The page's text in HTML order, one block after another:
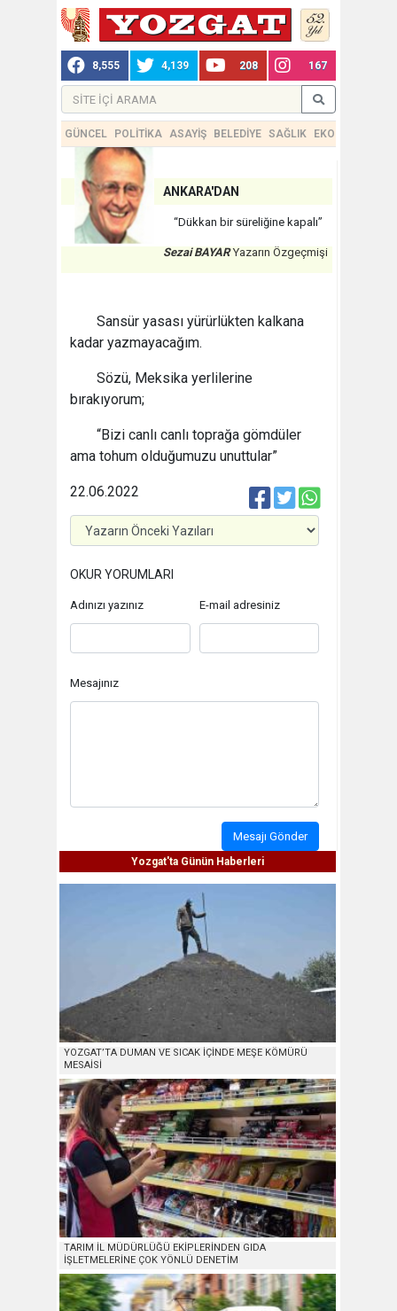
8,555 4,139 208 167
GÜNCEL POLİTİKA ASAYİŞ BELEDİYE SAĞLIK EKONOMİ
ANKARA'DAN
“Dükkan bir süreliğine kapalı”
Sezai BAYAR Yazarın Özgeçmişi
Sansür yasası yürürlükten kalkana
kadar yazmayacağım.
Sözü, Meksika yerlilerine
bırakıyorum;
“Bizi canlı canlı toprağa gömdüler
ama tohum olduğumuzu unuttular”
22.06.2022
OKUR YORUMLARI
Adınızı yazınız E-mail adresiniz
Mesajınız
Mesajı Gönder
Yozgat'ta Günün Haberleri
YOZGAT’TA DUMAN VE SICAK İÇİNDE MEŞE KÖMÜRÜ
MESAİSİ
TARIM İL MÜDÜRLÜĞÜ EKİPLERİNDEN GIDA
İŞLETMELERİNE ÇOK YÖNLÜ DENETİM